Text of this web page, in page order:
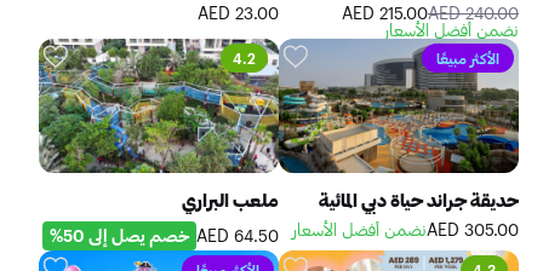
240.00 AED
215.00 AED
نضمن أفضل الأسعار
23.00 AED
الأكثر مبيعًا
حديقة جراند حياة دبي المائية
305.00 AED نضمن أفضل الأسعار
4.2
ملعب البراري
64.50 AED خصم يصل إلى 50%